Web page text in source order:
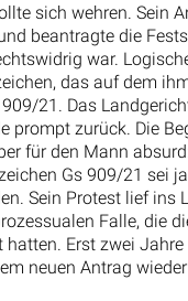
sich wehren. Sein
beantragte die
war.
das auf dem
21. Das
prompt zurück. Die
für den Mann
Gs 909/21 sei
Sein Protest lief ins
Falle, die
Erst zwei
neuen Antrag